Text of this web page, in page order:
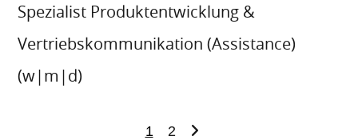
Spezialist Produktentwicklung &
Vertriebskommunikation (Assistance)
(w|m|d)
1 2